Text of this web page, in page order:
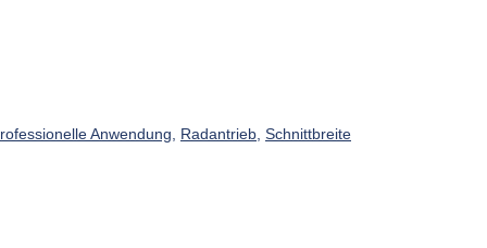
Anwendung Radantrieb Schnittbreite